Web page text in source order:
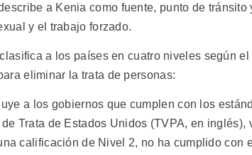
a Kenia como fuente, punto de tránsito
y el trabajo forzado.
a los países en cuatro niveles según el
eliminar la trata de personas:
a los gobiernos que cumplen con los
Trata de Estados Unidos (TVPA, en inglés),
calificación de Nivel 2, no ha cumplido con